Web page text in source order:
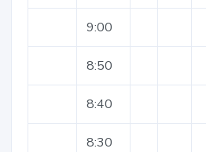
9:00
8:50
8:40
8:30